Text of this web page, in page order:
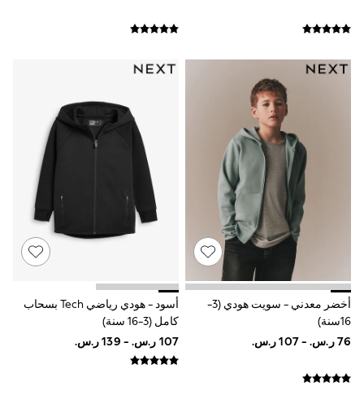
World Cup
Knitwear
Loungewear
Nightwear & Pyjamas
Occasionwear
Pants & Leggings
Schoolwear
Sets & Outfits
Shirts & Blouses
Shorts & Skirts
Sportswear
Sweatshirts & Hoodies
Swimwear
Tops & T-Shirts
Tracksuits
New In
Occasion and Party Dresses
Floral Dresses
أخضر معدني - سويت هودي (3-
16سنة)
أسود - هودي رياضي Tech بسحاب
كامل (3-16 سنة)